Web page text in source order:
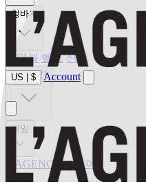
US $ Account
청바지
수영복 벨트 신발
발견하기
세일
L'AGENCE 드디어